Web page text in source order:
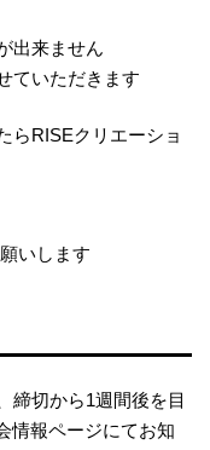
出来ません
ていただきます
らRISEクリエーショ
いします
締切から1週間後を目
情報ページにてお知